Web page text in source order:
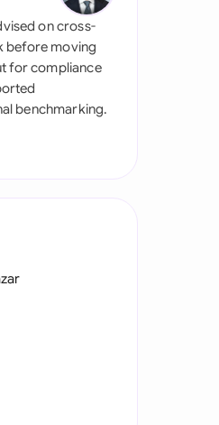
on cross-
before moving
for compliance
benchmarking.